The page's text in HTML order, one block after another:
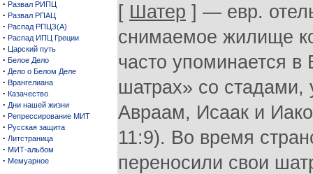
· Развал РИПЦ
· Развал РПАЦ
· Распад РПЦЗ(А)
· Распад ИПЦ Греции
· Царский путь
· Белое Дело
· Дело о Белом Деле
· Врангелиана
· Казачество
· Дни нашей жизни
· Репрессирование МИТ
· Русская защита
· Литстраница
· МИТ-альбом
· Мемуарное
[ Шатер ] — евр.
снимаемое жилище
часто упоминается
шатрах» со стадами,
Авраам, Исаак и
11:9). Во время
переносили свои